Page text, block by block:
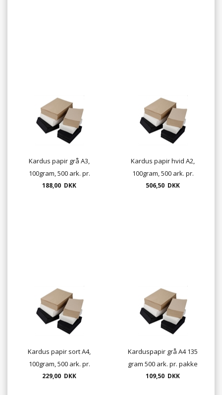
Kardus papir grå A3,
100gram, 500 ark. pr.
pakke
188,00 DKK
Kardus papir hvid A2,
100gram, 500 ark. pr.
pakke
506,50 DKK
Kardus papir sort A4,
100gram, 500 ark. pr.
pakke
229,00 DKK
Karduspapir grå A4 135
gram 500 ark. pr. pakke
109,50 DKK